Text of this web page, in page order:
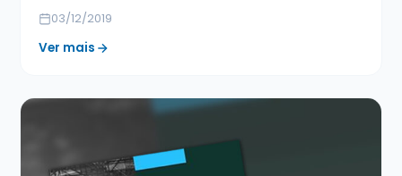
03/12/2019
Ver mais